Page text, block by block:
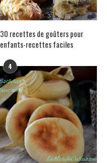
30 recettes de goûters pour
enfants-recettes faciles
4